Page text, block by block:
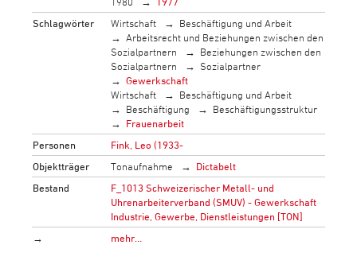
Schlagwörter
Wirtschaft
Beschäftigung und Arbeit
Arbeitsrecht und Beziehungen zwischen den
Sozialpartnern
Beziehungen zwischen den
Sozialpartnern
Sozialpartner
Gewerkschaft
Wirtschaft
Beschäftigung und Arbeit
Beschäftigung
Beschäftigungsstruktur
Frauenarbeit
Personen
Fink, Leo (1933-
Objektträger
Tonaufnahme
Dictabelt
Bestand
F_1013 Schweizerischer Metall- und
Uhrenarbeiterverband (SMUV) - Gewerkschaft
Industrie, Gewerbe, Dienstleistungen [TON]
→
mehr…